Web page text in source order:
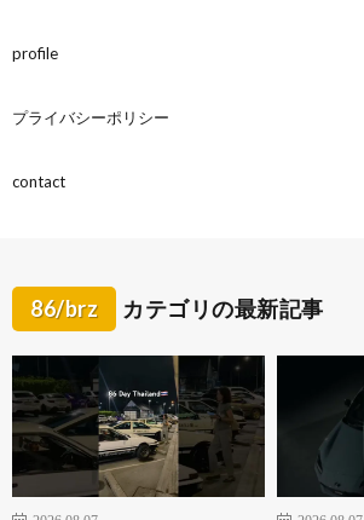
profile
プライバシーポリシー
contact
86/brz カテゴリの最新記事